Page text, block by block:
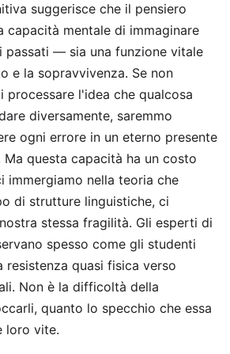
suggerisce che il pensiero
mentale di immaginare
passati — sia una funzione vitale
e la sopravvivenza. Se non
processare l'idea che qualcosa
diversamente, saremmo
ogni errore in un eterno presente
questa capacità ha un costo
immergiamo nella teoria che
di strutture linguistiche, ci
stessa fragilità. Gli esperti di
spesso come gli studenti
resistenza quasi fisica verso
Non è la difficoltà della
quanto lo specchio che essa
loro vite.